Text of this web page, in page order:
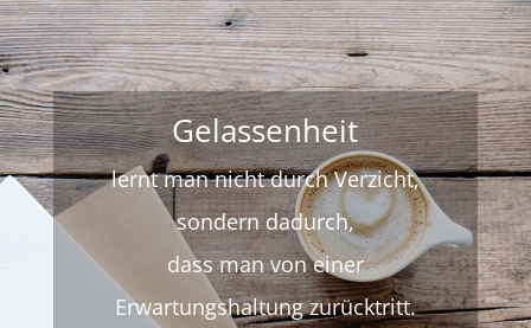
Gelassenheit
lernt man nicht durch Verzicht,
sondern dadurch,
dass man von einer
Erwartungshaltung zurücktritt.